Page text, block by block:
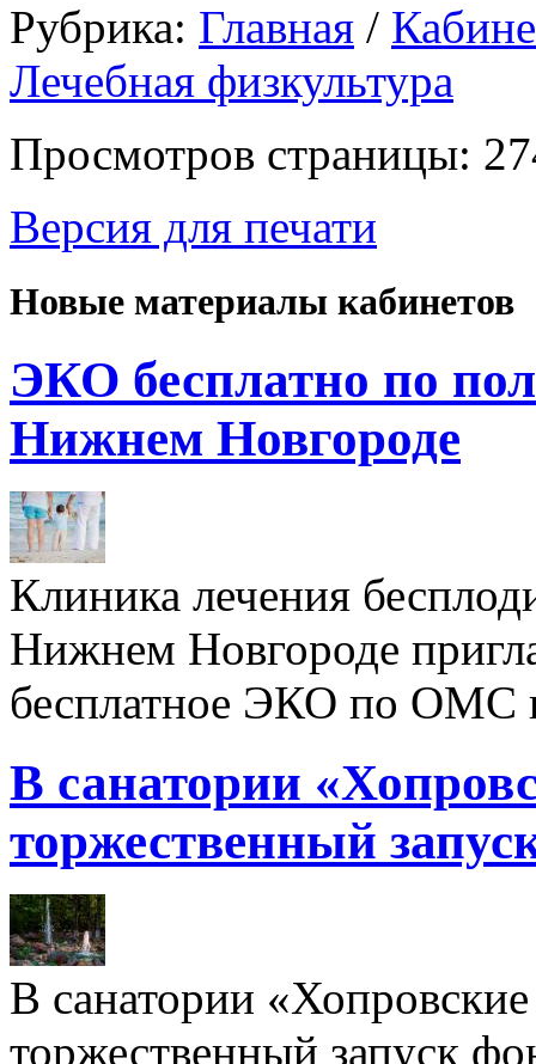
Рубрика: Главная /
Лечебная физкультура
Просмотров страницы:
Версия для печати
Новые материалы кабинетов
ЭКО бесплатно по
Нижнем Новгороде
Клиника лечения
Нижнем Новгороде
бесплатное ЭКО по ОМС
В санатории
торжественный
В санатории «Хопровские
торжественный запуск